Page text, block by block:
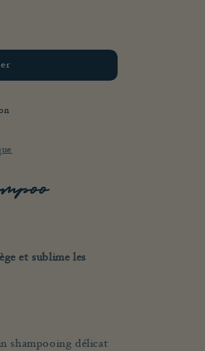
et sublime les
shampooing délicat